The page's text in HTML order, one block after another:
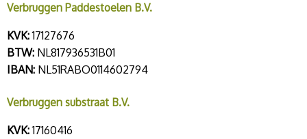
Verbruggen Paddestoelen B.V.
KVK:17127676
BTW: NL817936531B01
IBAN: NL51RABO0114602794
Verbruggen substraat B.V.
KVK:17160416